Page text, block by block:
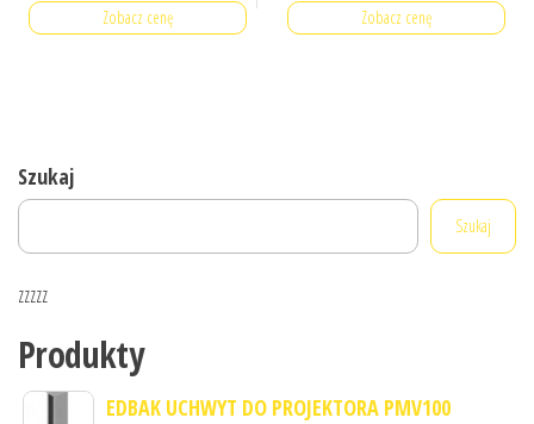
Zobacz cenę Zobacz cenę
Szukaj
Szukaj
zzzzz
Produkty
EDBAK UCHWYT DO PROJEKTORA PMV100